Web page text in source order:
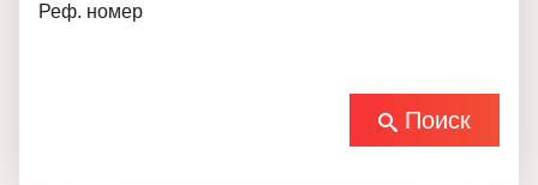
Реф. номер
Поиск